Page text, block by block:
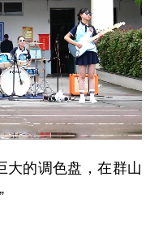
大的调色盘，在群山